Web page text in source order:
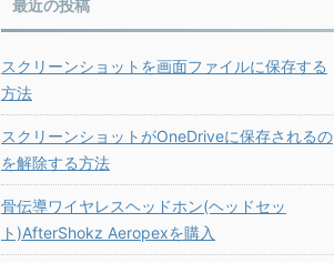
最近の投稿
スクリーンショットを画面ファイルに保存する
方法
スクリーンショットがOneDriveに保存されるの
を解除する方法
骨伝導ワイヤレスヘッドホン(ヘッドセッ
ト)AfterShokz Aeropexを購入